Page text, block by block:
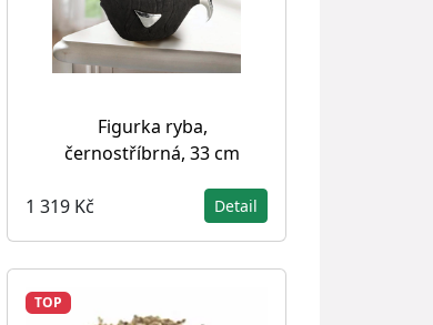
Figurka ryba,
černostříbrná, 33 cm
1 319 Kč Detail
TOP